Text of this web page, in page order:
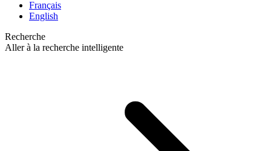
Français
English
Recherche
Aller à la recherche intelligente